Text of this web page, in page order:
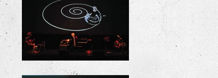
Triadische balletten groepsbeeld warande